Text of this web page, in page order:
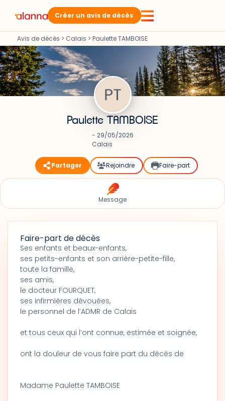
Créer un avis de décès
Avis de décès > Calais > Paulette TAMBOISE
Paulette TAMBOISE
- 29/05/2026
Calais
Partager Rejoindre Faire-part
Message
Faire-part de décès
Ses enfants et beaux-enfants,
ses petits-enfants et son arrière-petite-fille,
toute la famille,
ses amis,
le docteur FOURQUET,
ses infirmières dévouées,
le personnel de l’ADMR de Calais
et tous ceux qui l’ont connue, estimée et soignée,
ont la douleur de vous faire part du décès de
Madame Paulette TAMBOISE